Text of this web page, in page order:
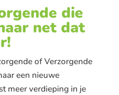
die
net dat
of Verzorgende
een nieuwe
meer verdieping in je